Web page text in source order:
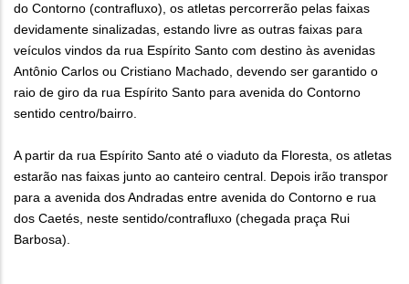
do Contorno (contrafluxo), os atletas percorrerão pelas faixas
devidamente sinalizadas, estando livre as outras faixas para
veículos vindos da rua Espírito Santo com destino às avenidas
Antônio Carlos ou Cristiano Machado, devendo ser garantido o
raio de giro da rua Espírito Santo para avenida do Contorno
sentido centro/bairro.
A partir da rua Espírito Santo até o viaduto da Floresta, os atletas
estarão nas faixas junto ao canteiro central. Depois irão transpor
para a avenida dos Andradas entre avenida do Contorno e rua
dos Caetés, neste sentido/contrafluxo (chegada praça Rui
Barbosa).